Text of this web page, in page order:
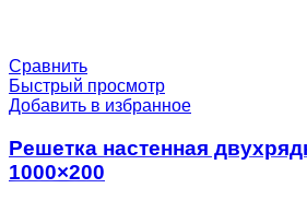
Сравнить
Быстрый просмотр
Добавить в избранное
Решетка настенная
1000×200